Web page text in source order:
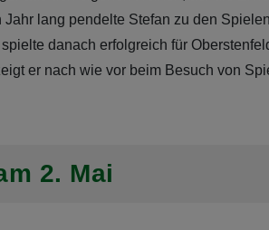
lang pendelte Stefan zu den
danach erfolgreich für
er nach wie vor beim Besuch von
2. Mai